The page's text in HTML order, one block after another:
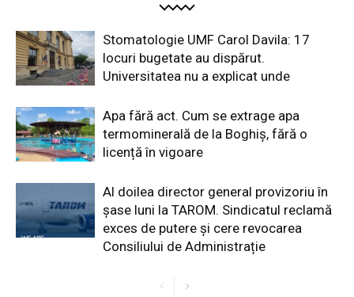
Stomatologie UMF Carol Davila: 17
locuri bugetate au dispărut.
Universitatea nu a explicat unde
Apa fără act. Cum se extrage apa
termominerală de la Boghiș, fără o
licență în vigoare
Al doilea director general provizoriu în
șase luni la TAROM. Sindicatul reclamă
exces de putere și cere revocarea
Consiliului de Administrație